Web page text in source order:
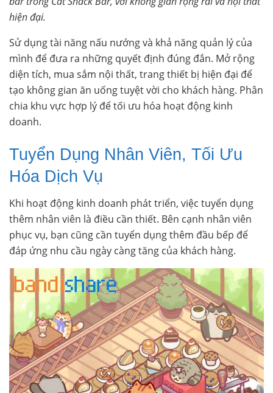
hiện đại.
Sử dụng tài năng nấu nướng và khả năng quản lý của
mình để đưa ra những quyết định đúng đắn. Mở rộng
diện tích, mua sắm nội thất, trang thiết bị hiện đại để
tạo không gian ăn uống tuyệt vời cho khách hàng. Phân
chia khu vực hợp lý để tối ưu hóa hoạt động kinh
doanh.
Tuyển Dụng Nhân Viên, Tối Ưu
Hóa Dịch Vụ
Khi hoạt động kinh doanh phát triển, việc tuyển dụng
thêm nhân viên là điều cần thiết. Bên cạnh nhân viên
phục vụ, bạn cũng cần tuyển dụng thêm đầu bếp để
đáp ứng nhu cầu ngày càng tăng của khách hàng.